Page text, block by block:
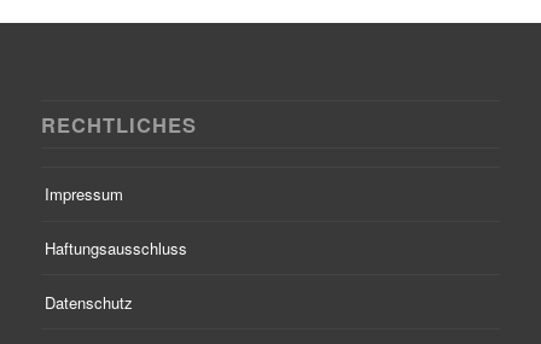
RECHTLICHES
Impressum
Haftungsausschluss
Datenschutz